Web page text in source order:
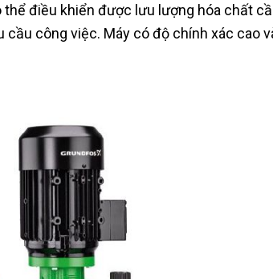
thể điều khiển được lưu lượng hóa chất
công việc. Máy có độ chính xác cao